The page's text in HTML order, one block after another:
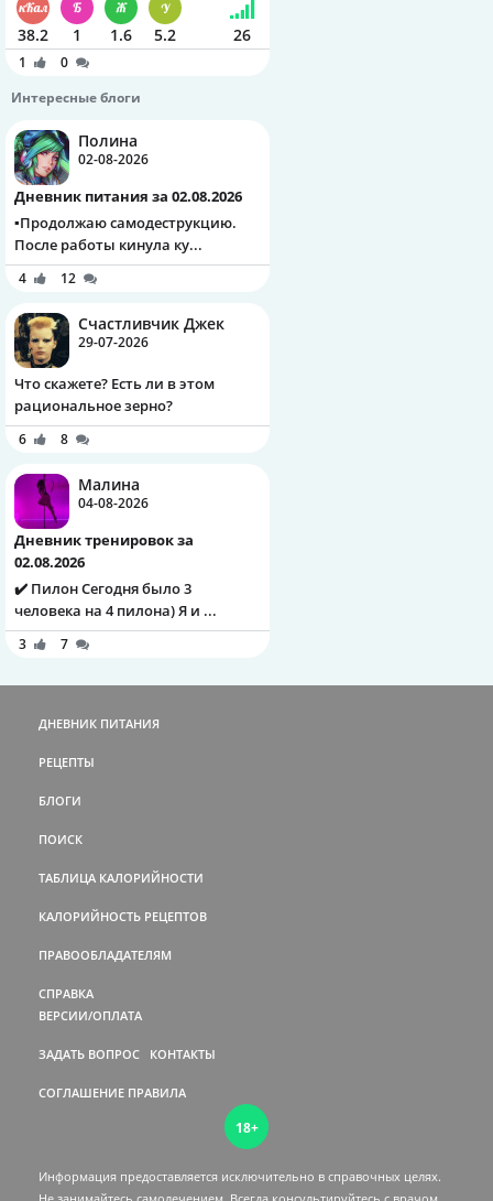
38.2 1 1.6 5.2 26
1
0
Интересные блоги
Полина
02-08-2026
Дневник питания за 02.08.2026
▪️Продолжаю самодеструкцию.
После работы кинула ку...
4 12
Счастливчик Джек
29-07-2026
Что скажете? Есть ли в этом
рациональное зерно?
6 8
Малина
04-08-2026
Дневник тренировок за
02.08.2026
✔️ Пилон Сегодня было 3
человека на 4 пилона) Я и ...
3 7
ДНЕВНИК ПИТАНИЯ
РЕЦЕПТЫ
БЛОГИ
ПОИСК
ТАБЛИЦА КАЛОРИЙНОСТИ
КАЛОРИЙНОСТЬ РЕЦЕПТОВ
ПРАВООБЛАДАТЕЛЯМ
СПРАВКА
ВЕРСИИ/ОПЛАТА
ЗАДАТЬ ВОПРОС КОНТАКТЫ
СОГЛАШЕНИЕ ПРАВИЛА
18+
Информация предоставляется исключительно в справочных целях.